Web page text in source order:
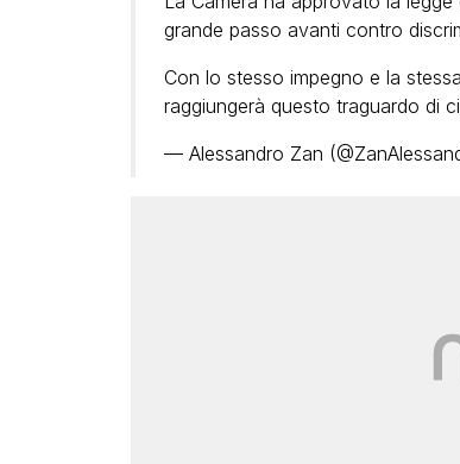
grande passo avanti contro
Con lo stesso impegno e la
raggiungerà questo traguardo di
— Alessandro Zan